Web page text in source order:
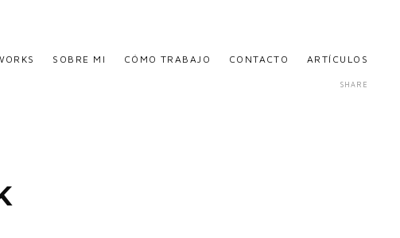
SOBRE MI CÓMO TRABAJO CONTACTO ARTÍCULOS
SHARE